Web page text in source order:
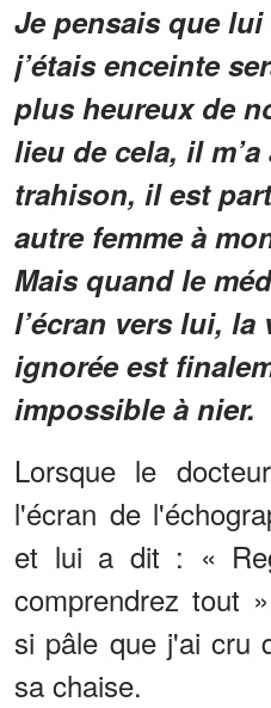
Je pensais que
j’étais enceinte
plus heureux de
lieu de cela, il
trahison, il est
autre femme à
Mais quand le
l’écran vers lui, la
ignorée est
impossible à nier.
Lorsque le
l'écran de
et lui a dit : «
comprendrez tout
si pâle que j'ai cru
sa chaise.